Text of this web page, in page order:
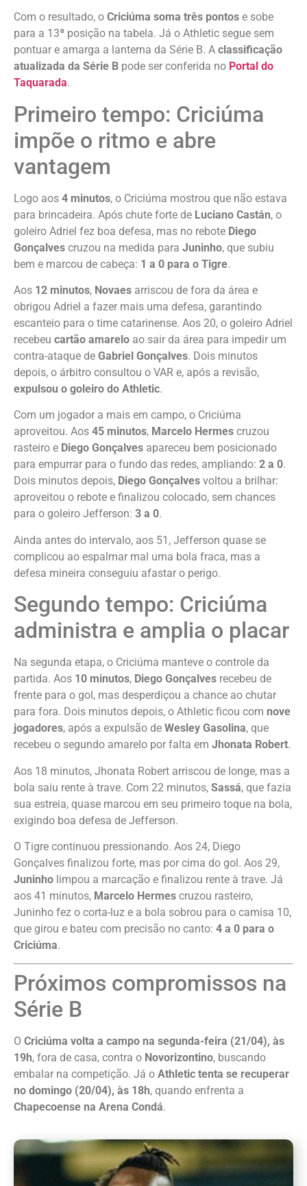
Com o resultado, o Criciúma soma três pontos e sobe
para a 13ª posição na tabela. Já o Athletic segue sem
pontuar e amarga a lanterna da Série B. A classificação
atualizada da Série B pode ser conferida no Portal do
Taquarada.
Primeiro tempo: Criciúma
impõe o ritmo e abre
vantagem
Logo aos 4 minutos, o Criciúma mostrou que não estava
para brincadeira. Após chute forte de Luciano Castán, o
goleiro Adriel fez boa defesa, mas no rebote Diego
Gonçalves cruzou na medida para Juninho, que subiu
bem e marcou de cabeça: 1 a 0 para o Tigre.
Aos 12 minutos, Novaes arriscou de fora da área e
obrigou Adriel a fazer mais uma defesa, garantindo
escanteio para o time catarinense. Aos 20, o goleiro Adriel
recebeu cartão amarelo ao sair da área para impedir um
contra-ataque de Gabriel Gonçalves. Dois minutos
depois, o árbitro consultou o VAR e, após a revisão,
expulsou o goleiro do Athletic.
Com um jogador a mais em campo, o Criciúma
aproveitou. Aos 45 minutos, Marcelo Hermes cruzou
rasteiro e Diego Gonçalves apareceu bem posicionado
para empurrar para o fundo das redes, ampliando: 2 a 0.
Dois minutos depois, Diego Gonçalves voltou a brilhar:
aproveitou o rebote e finalizou colocado, sem chances
para o goleiro Jefferson: 3 a 0.
Ainda antes do intervalo, aos 51, Jefferson quase se
complicou ao espalmar mal uma bola fraca, mas a
defesa mineira conseguiu afastar o perigo.
Segundo tempo: Criciúma
administra e amplia o placar
Na segunda etapa, o Criciúma manteve o controle da
partida. Aos 10 minutos, Diego Gonçalves recebeu de
frente para o gol, mas desperdiçou a chance ao chutar
para fora. Dois minutos depois, o Athletic ficou com nove
jogadores, após a expulsão de Wesley Gasolina, que
recebeu o segundo amarelo por falta em Jhonata Robert.
Aos 18 minutos, Jhonata Robert arriscou de longe, mas a
bola saiu rente à trave. Com 22 minutos, Sassá, que fazia
sua estreia, quase marcou em seu primeiro toque na bola,
exigindo boa defesa de Jefferson.
O Tigre continuou pressionando. Aos 24, Diego
Gonçalves finalizou forte, mas por cima do gol. Aos 29,
Juninho limpou a marcação e finalizou rente à trave. Já
aos 41 minutos, Marcelo Hermes cruzou rasteiro,
Juninho fez o corta-luz e a bola sobrou para o camisa 10,
que girou e bateu com precisão no canto: 4 a 0 para o
Criciúma.
Próximos compromissos na
Série B
O Criciúma volta a campo na segunda-feira (21/04), às
19h, fora de casa, contra o Novorizontino, buscando
embalar na competição. Já o Athletic tenta se recuperar
no domingo (20/04), às 18h, quando enfrenta a
Chapecoense na Arena Condá.